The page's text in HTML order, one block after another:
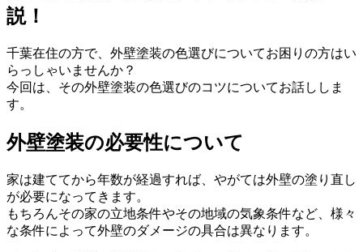
説！
千葉在住の方で、外壁塗装の色選びについてお困りの方はい
らっしゃいませんか？
今回は、その外壁塗装の色選びのコツについてお話ししま
す。
外壁塗装の必要性について
家は建ててから年数が経過すれば、やがては外壁の塗り直し
が必要になってきます。
もちろんその家の立地条件やその地域の気象条件など、様々
な条件によって外壁のダメージの具合は異なります。